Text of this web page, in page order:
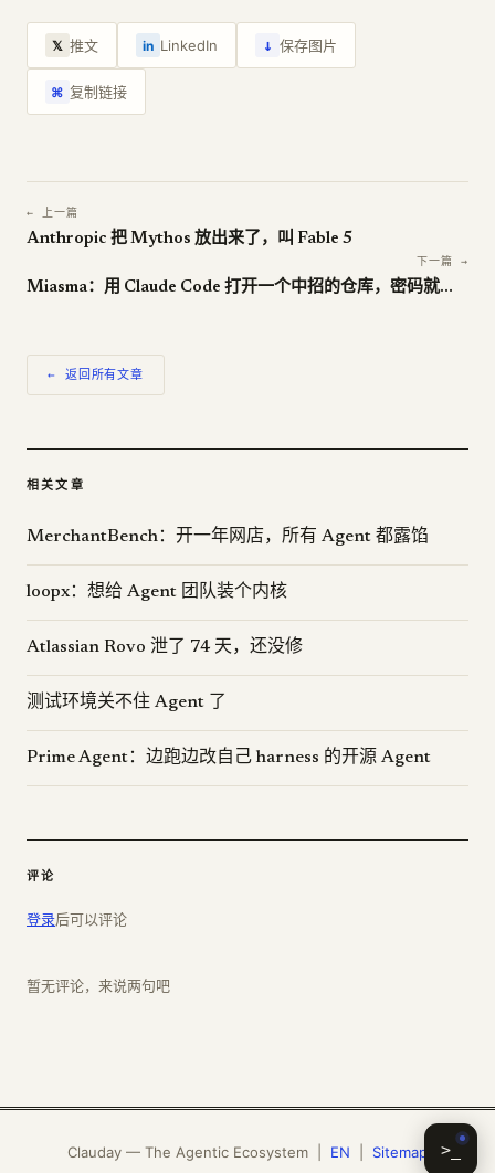
𝕏 推文 in LinkedIn ↓ 保存图片
⌘ 复制链接
← 上一篇
Anthropic 把 Mythos 放出来了，叫 Fable 5
下一篇 →
Miasma：用 Claude Code 打开一个中招的仓库，密码就没了
← 返回所有文章
相关文章
MerchantBench：开一年网店，所有 Agent 都露馅
loopx：想给 Agent 团队装个内核
Atlassian Rovo 泄了 74 天，还没修
测试环境关不住 Agent 了
Prime Agent：边跑边改自己 harness 的开源 Agent
评论
登录后可以评论
暂无评论，来说两句吧
Clauday — The Agentic Ecosystem | EN Sitemap >_